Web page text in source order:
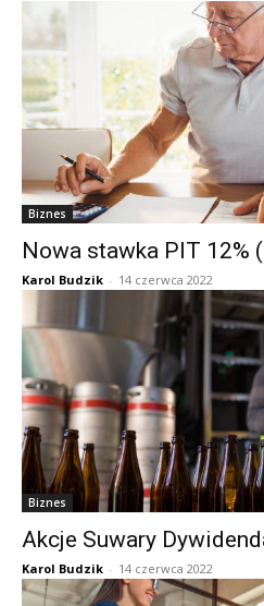
Biznes
Nowa stawka PIT 12%
Karol Budzik - 14 czerwca 2022
Biznes
Akcje Suwary
Karol Budzik - 14 czerwca 2022